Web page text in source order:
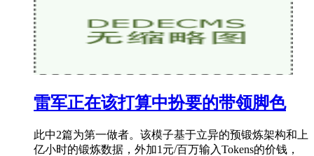
雷军正在该打算中扮要的带领脚色
此中2篇为第一做者。该模子基于立异的预锻炼架构和上
亿小时的锻炼数据，外加1元/百万输入Tokens的价钱，